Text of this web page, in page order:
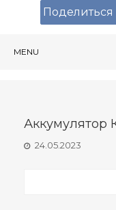
MENU
Аккумулятор
24.05.2023
Поделиться